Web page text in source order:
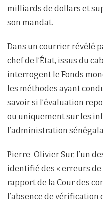
milliards de dollars et
son mandat.
Dans un courrier révélé
chef de l’État, issus du
interrogent le Fonds
les méthodes ayant
savoir si l’évaluation
ou uniquement sur les
l’administration
Pierre-Olivier Sur, l’un
identifié des « erreurs
rapport de la Cour des
l’absence de